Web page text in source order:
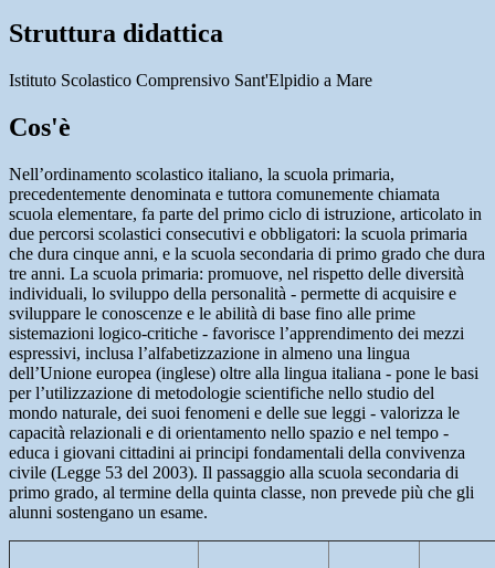
Struttura didattica
Istituto Scolastico Comprensivo Sant'Elpidio a Mare
Cos'è
Nell’ordinamento scolastico italiano, la scuola primaria,
precedentemente denominata e tuttora comunemente chiamata
scuola elementare, fa parte del primo ciclo di istruzione, articolato in
due percorsi scolastici consecutivi e obbligatori: la scuola primaria
che dura cinque anni, e la scuola secondaria di primo grado che dura
tre anni. La scuola primaria: promuove, nel rispetto delle diversità
individuali, lo sviluppo della personalità - permette di acquisire e
sviluppare le conoscenze e le abilità di base fino alle prime
sistemazioni logico-critiche - favorisce l’apprendimento dei mezzi
espressivi, inclusa l’alfabetizzazione in almeno una lingua
dell’Unione europea (inglese) oltre alla lingua italiana - pone le basi
per l’utilizzazione di metodologie scientifiche nello studio del
mondo naturale, dei suoi fenomeni e delle sue leggi - valorizza le
capacità relazionali e di orientamento nello spazio e nel tempo -
educa i giovani cittadini ai principi fondamentali della convivenza
civile (Legge 53 del 2003). Il passaggio alla scuola secondaria di
primo grado, al termine della quinta classe, non prevede più che gli
alunni sostengano un esame.